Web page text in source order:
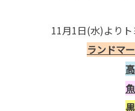
11月1日(水)より
ランドマ